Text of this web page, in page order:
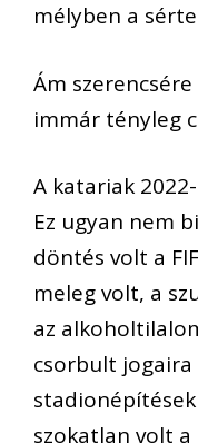
mélyben a
Ám
immár tényleg
A katariak
Ez ugyan nem
döntés volt a
meleg volt, a
az
csorbult jogai
szokatlan volt a